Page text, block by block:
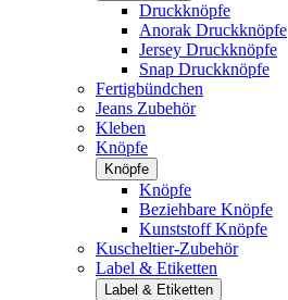
Druckknöpfe
Anorak Druckknöpfe
Jersey Druckknöpfe
Snap Druckknöpfe
Fertigbündchen
Jeans Zubehör
Kleben
Knöpfe
Knöpfe
Knöpfe
Beziehbare Knöpfe
Kunststoff Knöpfe
Kuscheltier-Zubehör
Label & Etiketten
Label & Etiketten